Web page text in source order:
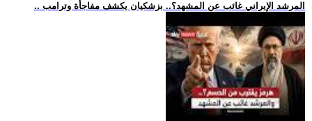
.. المرشد الإيراني غائب عن المشهد؟.. بزشكيان يكشف مفاجأة وترامب